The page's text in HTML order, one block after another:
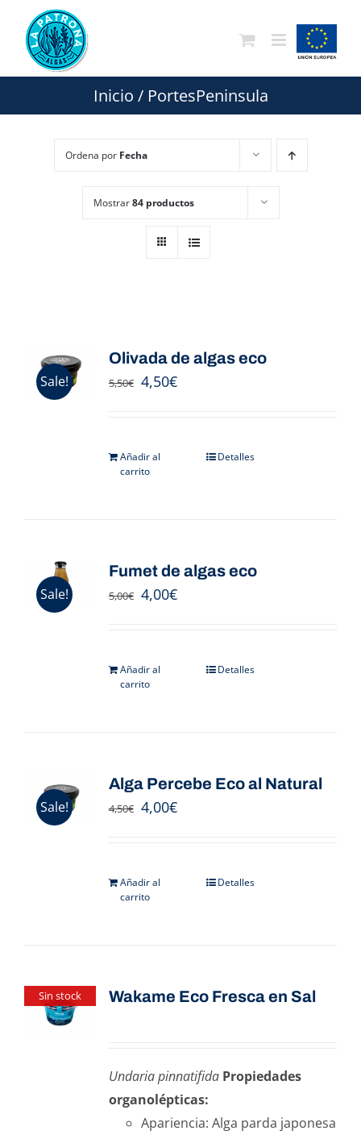
contenido
Inicio / PortesPeninsula
Ordena por Fecha
Mostrar84 productos
Sale!
Olivada de algas eco
5,50€ 4,50€
Añadir al
carrito
Detalles
Sale!
Fumet de algas eco
5,00€ 4,00€
Añadir al
carrito
Detalles
Sale!
Alga Percebe Eco al Natural
4,50€ 4,00€
Añadir al
carrito
Detalles
Sin stock Wakame Eco Fresca en Sal
Undaria pinnatifida Propiedades
organolépticas:
Apariencia: Alga parda japonesa